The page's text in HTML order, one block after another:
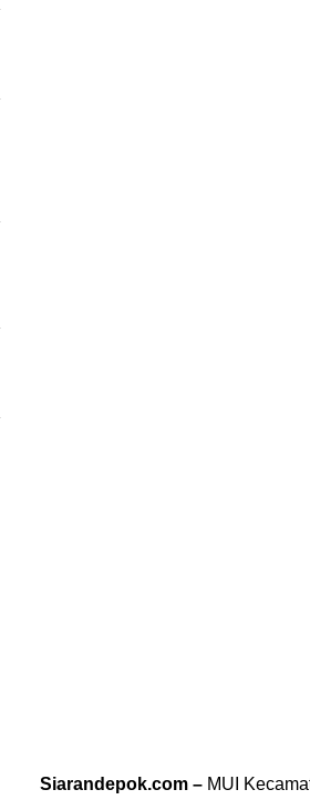
Siarandepok.com – MUI